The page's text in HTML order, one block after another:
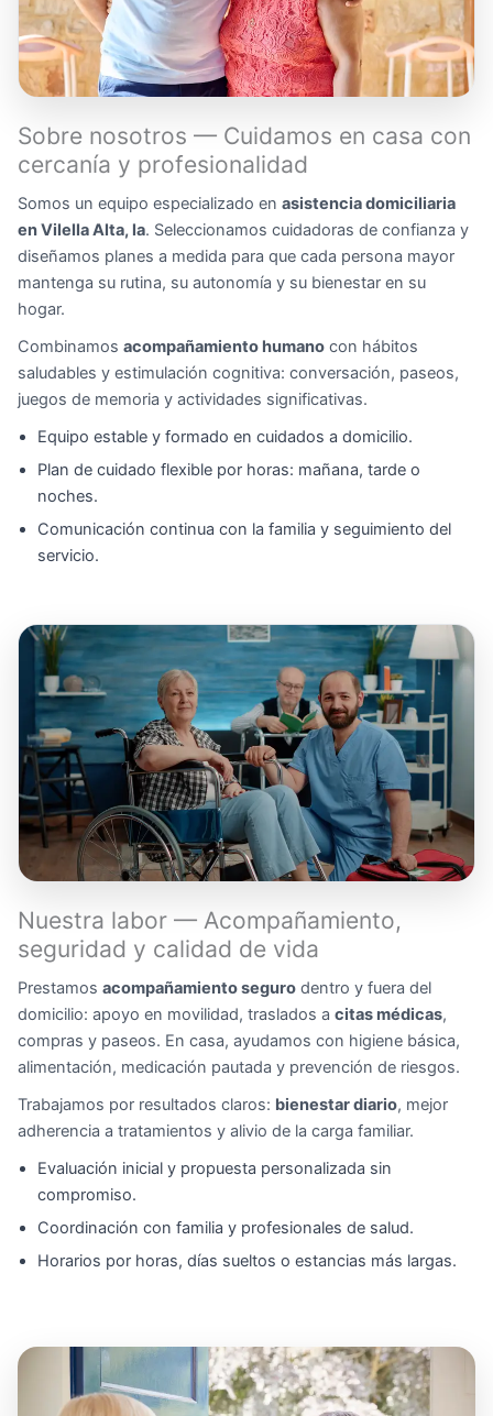
Sobre nosotros — Cuidamos en casa con
cercanía y profesionalidad
Somos un equipo especializado en asistencia domiciliaria
en Vilella Alta, la. Seleccionamos cuidadoras de confianza y
diseñamos planes a medida para que cada persona mayor
mantenga su rutina, su autonomía y su bienestar en su
hogar.
Combinamos acompañamiento humano con hábitos
saludables y estimulación cognitiva: conversación, paseos,
juegos de memoria y actividades significativas.
Equipo estable y formado en cuidados a domicilio.
Plan de cuidado flexible por horas: mañana, tarde o
noches.
Comunicación continua con la familia y seguimiento del
servicio.
Nuestra labor — Acompañamiento,
seguridad y calidad de vida
Prestamos acompañamiento seguro dentro y fuera del
domicilio: apoyo en movilidad, traslados a citas médicas,
compras y paseos. En casa, ayudamos con higiene básica,
alimentación, medicación pautada y prevención de riesgos.
Trabajamos por resultados claros: bienestar diario, mejor
adherencia a tratamientos y alivio de la carga familiar.
Evaluación inicial y propuesta personalizada sin
compromiso.
Coordinación con familia y profesionales de salud.
Horarios por horas, días sueltos o estancias más largas.